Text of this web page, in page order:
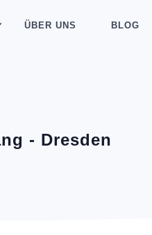
ÜBER UNS BLOG
- Dresden